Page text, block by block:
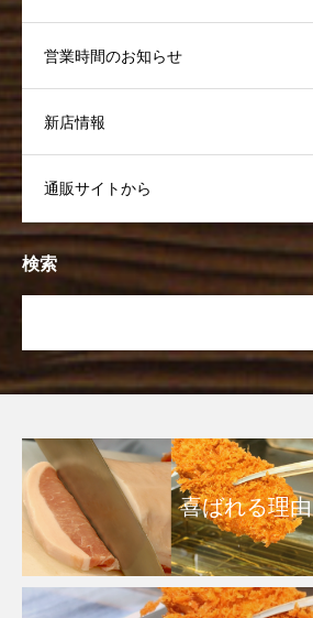
営業時間のお知らせ
新店情報
通販サイトから
検索
喜ばれる理由